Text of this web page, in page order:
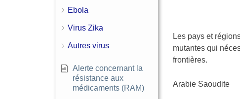
Ebola
Virus Zika
Autres virus
Alerte concernant la
résistance aux
médicaments (RAM)
Les pays et
mutantes qui
frontières.
Arabie Saoudite